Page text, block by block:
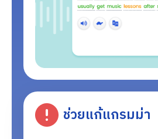
ช่วยแก้แกรมม่า